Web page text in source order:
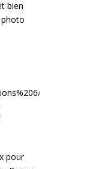
bien
photo
wp-
pour